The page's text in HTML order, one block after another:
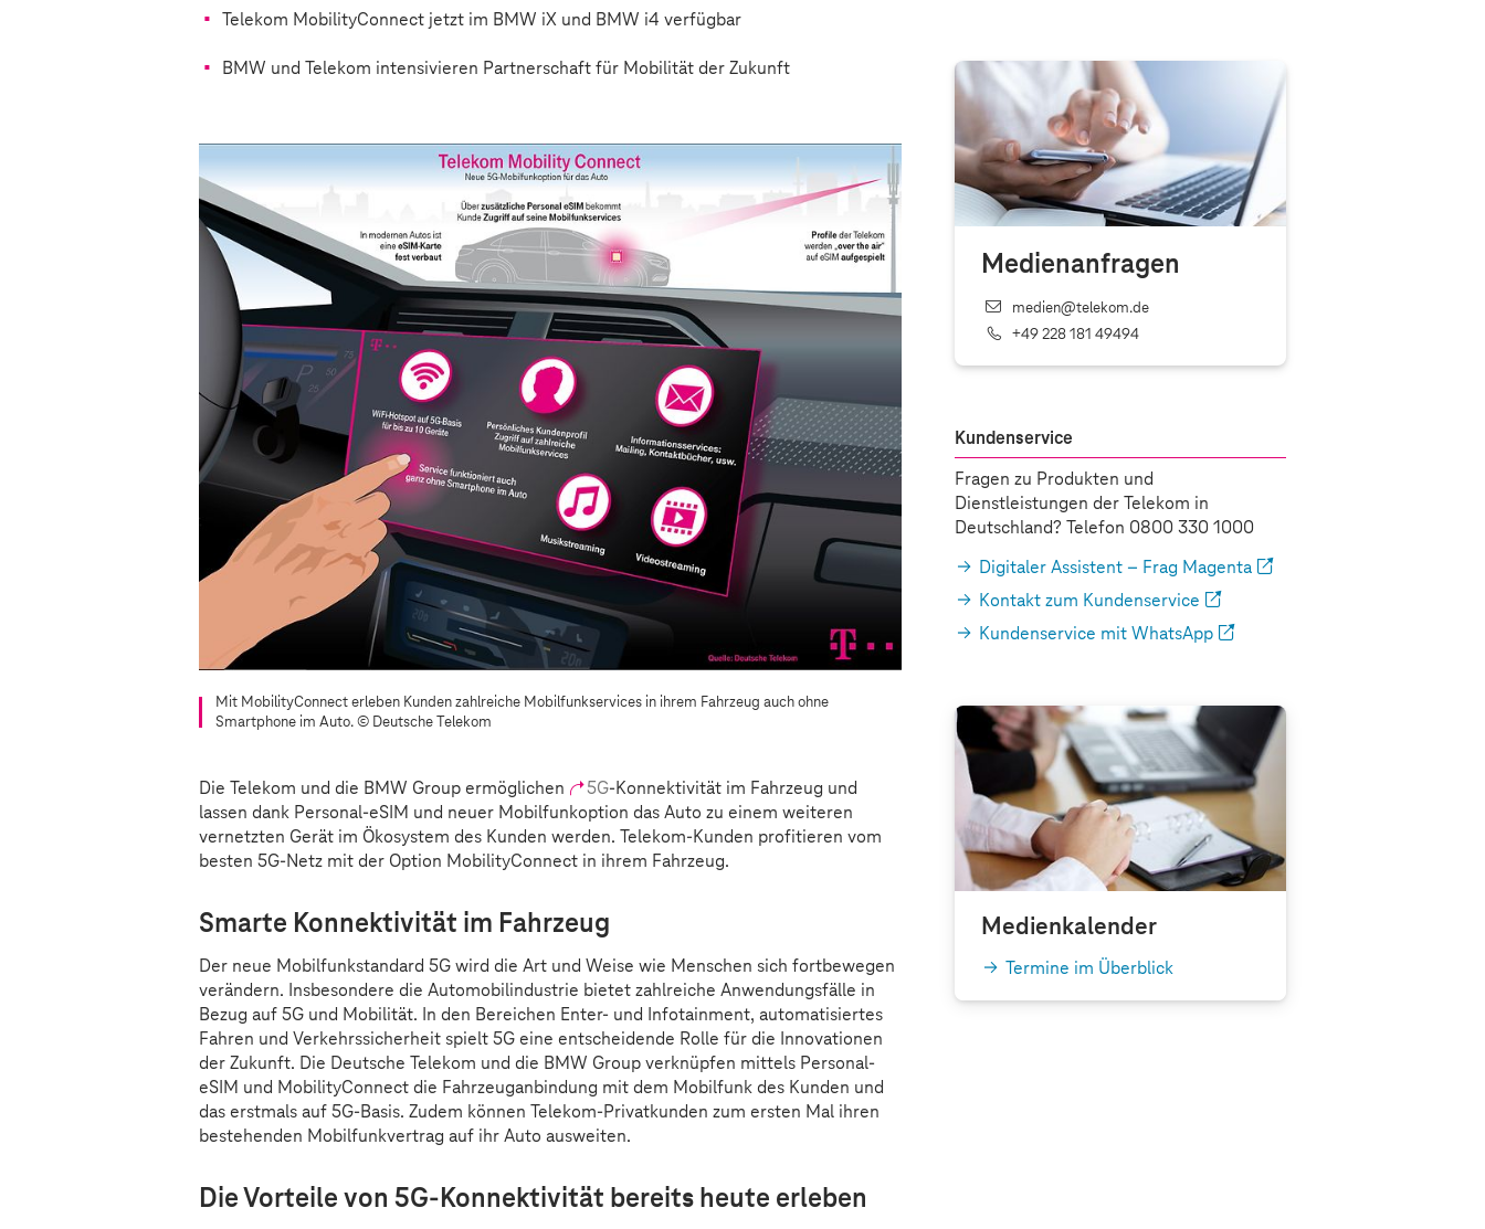
Telekom MobilityConnect jetzt im BMW iX und BMW i4 verfügbar
BMW und Telekom intensivieren Partnerschaft für Mobilität der Zukunft
Mit MobilityConnect erleben Kunden zahlreiche Mobilfunkservices in ihrem Fahrzeug auch ohne
Smartphone im Auto. © Deutsche Telekom
Die Telekom und die BMW Group ermöglichen 5G-Konnektivität im Fahrzeug und
lassen dank Personal-eSIM und neuer Mobilfunkoption das Auto zu einem weiteren
vernetzten Gerät im Ökosystem des Kunden werden. Telekom-Kunden profitieren vom
besten 5G-Netz mit der Option MobilityConnect in ihrem Fahrzeug.
Smarte Konnektivität im Fahrzeug
Der neue Mobilfunkstandard 5G wird die Art und Weise wie Menschen sich fortbewegen
verändern. Insbesondere die Automobilindustrie bietet zahlreiche Anwendungsfälle in
Bezug auf 5G und Mobilität. In den Bereichen Enter- und Infotainment, automatisiertes
Fahren und Verkehrssicherheit spielt 5G eine entscheidende Rolle für die Innovationen
der Zukunft. Die Deutsche Telekom und die BMW Group verknüpfen mittels Personal-
eSIM und MobilityConnect die Fahrzeuganbindung mit dem Mobilfunk des Kunden und
das erstmals auf 5G-Basis. Zudem können Telekom-Privatkunden zum ersten Mal ihren
bestehenden Mobilfunkvertrag auf ihr Auto ausweiten.
Die Vorteile von 5G-Konnektivität bereits heute erleben
Medienanfragen
medien@telekom.de
+49 228 181 49494
Kundenservice
Fragen zu Produkten und
Dienstleistungen der Telekom in
Deutschland? Telefon 0800 330 1000
Digitaler Assistent – Frag Magenta
Kontakt zum Kundenservice
Kundenservice mit WhatsApp
Medienkalender
Termine im Überblick